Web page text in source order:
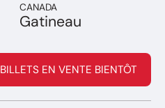
CANADA
Gatineau
BILLETS EN VENTE BIENTÔT